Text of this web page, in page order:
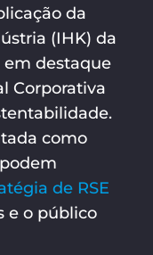
da
(IHK) da
em destaque
Corporativa
como
de RSE
e o público